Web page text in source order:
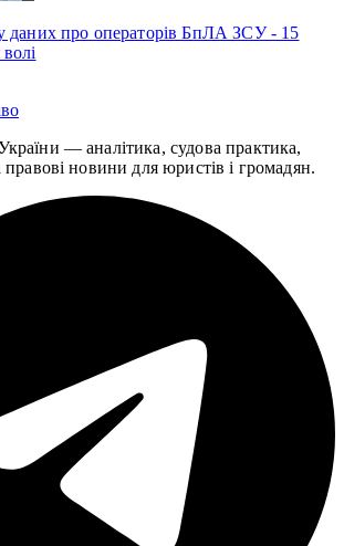
даних про операторів БпЛА ЗСУ - 15
— аналітика, судова практика,
правові новини для юристів і громадян.